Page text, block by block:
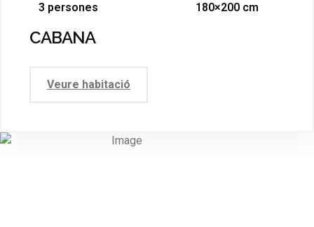
3 persones
180×200 cm
CABANA
Veure habitació